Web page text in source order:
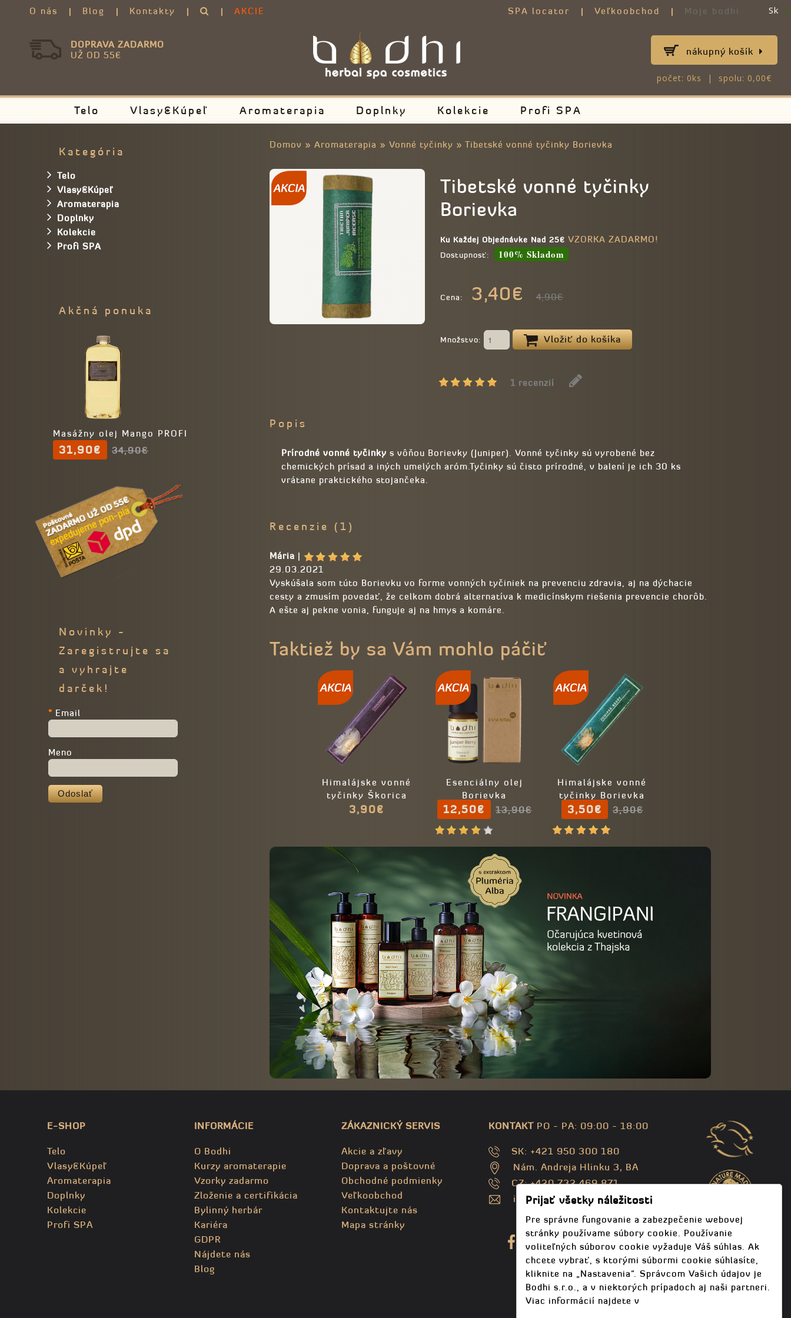
Sk
O nás Blog Kontakty AKCIE SPA locator Veľkoobchod Moje bodhi
DOPRAVA ZADARMO
UŽ OD 55€
nákupný košík
počet: 0ks | spolu: 0,00€
Telo Vlasy&Kúpeľ Aromaterapia Doplnky Kolekcie Profi SPA
Domov »Aromaterapia »Vonné tyčinky »Tibetské vonné tyčinky Borievka
Tibetské vonné tyčinky
Borievka
Ku Každej Objednávke Nad 25€VZORKA ZADARMO!
Dostupnosť: 100% Skladom
Cena: 3,40€ 4,90€
Množstvo: Vložiť do košíka
1 recenzií
Popis
Prírodné vonné tyčinky s vôňou Borievky (Juniper). Vonné tyčinky sú vyrobené bez
chemických prísad a iných umelých aróm.Tyčinky sú čisto prírodné, v balení je ich 30 ks
vrátane praktického stojančeka.
Recenzie (1)
Mária |
29.03.2021
Vyskúšala som túto Borievku vo forme vonných tyčiniek na prevenciu zdravia, aj na dýchacie
cesty a zmusím povedať, že celkom dobrá alternatíva k medicínskym riešenia prevencie chorôb.
A ešte aj pekne vonia, funguje aj na hmys a komáre.
Taktiež by sa Vám mohlo páčiť
Himalájske vonné
tyčinky Škorica
3,90€
Esenciálny olej
Borievka
12,50€ 13,90€
Himalájske vonné
tyčinky Borievka
(Juniper)
3,50€ 3,90€
Kategória
Telo
Vlasy&Kúpeľ
Aromaterapia
Doplnky
Kolekcie
Profi SPA
Akčná ponuka
Masážny olej Mango PROFI
31,90€ 34,90€
Novinky -
Zaregistrujte sa
a vyhrajte
darček!
* Email
Meno
Odoslať
E-SHOP
Telo
Vlasy&Kúpeľ
Aromaterapia
Doplnky
Kolekcie
Profi SPA
INFORMÁCIE
O Bodhi
Kurzy aromaterapie
Vzorky zadarmo
Zloženie a certifikácia
Bylinný herbár
Kariéra
GDPR
Nájdete nás
Blog
ZÁKAZNICKÝ SERVIS
Akcie a zľavy
Doprava a poštovné
Obchodné podmienky
Veľkoobchod
Kontaktujte nás
Mapa stránky
KONTAKT PO - PA: 09:00 - 18:00
SK: +421 950 300 180
Nám. Andreja Hlinku 3, BA
CZ: +420 732 469 871
info@bodhispa.sk ,info@bodhi.cz
Prijať všetky náležitosti
Pre správne fungovanie a zabezpečenie webovej
stránky používame súbory cookie. Používanie
voliteľných súborov cookie vyžaduje Váš súhlas. Ak
chcete vybrať, s ktorými súbormi cookie súhlasíte,
kliknite na „Nastavenia“. Správcom Vašich údajov je
Bodhi s.r.o., a v niektorých prípadoch aj naši partneri.
Viac informácií najdete v